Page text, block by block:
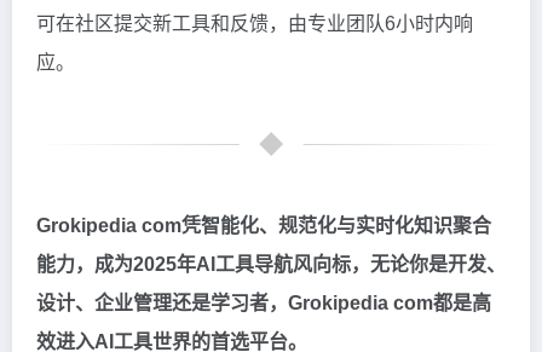
可在社区提交新工具和反馈，由专业团队6小时内响
应。
Grokipedia com凭智能化、规范化与实时化知识聚合
能力，成为2025年AI工具导航风向标，无论你是开发、
设计、企业管理还是学习者，Grokipedia com都是高
效进入AI工具世界的首选平台。